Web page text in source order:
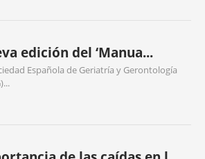
edición del ‘Manua...
Española de Geriatría y Gerontología